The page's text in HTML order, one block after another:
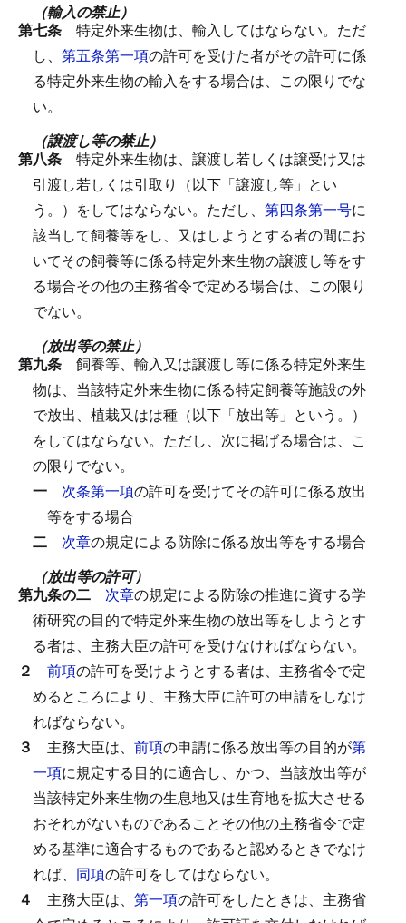
（輸入の禁止）
第七条 特定外来生物は、輸入してはならない。 ただ
し、 第五条第一項の許可を受けた者がその許可に係
る特定外来生物の輸入をする場合は、この限りでな
い。
（譲渡し等の禁止）
第八条 特定外来生物は、譲渡し若しくは譲受け又は
引渡し若しくは引取り（以下「譲渡し等」とい
う。）をしてはならない。 ただし、 第四条第一号に
該当して飼養等をし、又はしようとする者の間にお
いてその飼養等に係る特定外来生物の譲渡し等をす
る場合その他の主務省令で定める場合は、この限り
でない。
（放出等の禁止）
第九条 飼養等、輸入又は譲渡し等に係る特定外来生
物は、当該特定外来生物に係る特定飼養等施設の外
で放出、植栽又はは種（以下「放出等」という。）
をしてはならない。 ただし、次に掲げる場合は、こ
の限りでない。
一 次条第一項の許可を受けてその許可に係る放出
等をする場合
二 次章の規定による防除に係る放出等をする場合
（放出等の許可）
第九条の二 次章の規定による防除の推進に資する学
術研究の目的で特定外来生物の放出等をしようとす
る者は、主務大臣の許可を受けなければならない。
２ 前項の許可を受けようとする者は、主務省令で定
めるところにより、主務大臣に許可の申請をしなけ
ればならない。
３ 主務大臣は、 前項の申請に係る放出等の目的が第
一項に規定する目的に適合し、かつ、当該放出等が
当該特定外来生物の生息地又は生育地を拡大させる
おそれがないものであることその他の主務省令で定
める基準に適合するものであると認めるときでなけ
れば、 同項の許可をしてはならない。
４ 主務大臣は、 第一項の許可をしたときは、主務省